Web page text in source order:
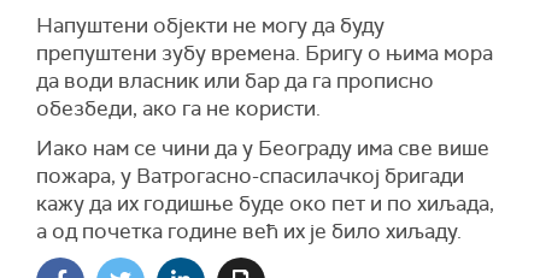
Напуштени објекти не могу да буду
препуштени зубу времена. Бригу о њима мора
да води власник или бар да га прописно
обезбеди, ако га не користи.
Иако нам се чини да у Београду има све више
пожара, у Ватрогасно-спасилачкој бригади
кажу да их годишње буде око пет и по хиљада,
а од почетка године већ их је било хиљаду.